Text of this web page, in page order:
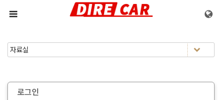
메뉴 건너뛰기
로그인